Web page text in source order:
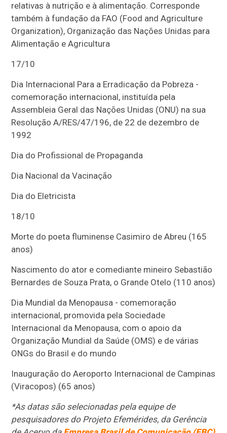
relativas à nutrição e à alimentação. Corresponde
também à fundação da FAO (Food and Agriculture
Organization), Organização das Nações Unidas para
Alimentação e Agricultura
17/10
Dia Internacional Para a Erradicação da Pobreza -
comemoração internacional, instituída pela
Assembleia Geral das Nações Unidas (ONU) na sua
Resolução A/RES/47/196, de 22 de dezembro de
1992
Dia do Profissional de Propaganda
Dia Nacional da Vacinação
Dia do Eletricista
18/10
Morte do poeta fluminense Casimiro de Abreu (165
anos)
Nascimento do ator e comediante mineiro Sebastião
Bernardes de Souza Prata, o Grande Otelo (110 anos)
Dia Mundial da Menopausa - comemoração
internacional, promovida pela Sociedade
Internacional da Menopausa, com o apoio da
Organização Mundial da Saúde (OMS) e de várias
ONGs do Brasil e do mundo
Inauguração do Aeroporto Internacional de Campinas
(Viracopos) (65 anos)
*As datas são selecionadas pela equipe de
pesquisadores do Projeto Efemérides, da Gerência